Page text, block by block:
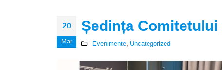
20
Mar
Ședința
Evenimente, Uncategorized